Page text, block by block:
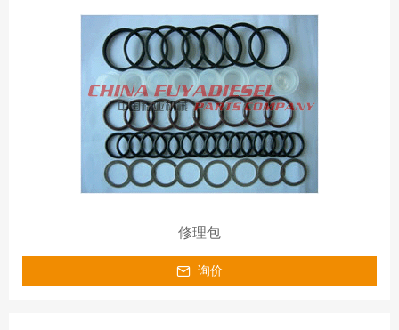
修理包
询价